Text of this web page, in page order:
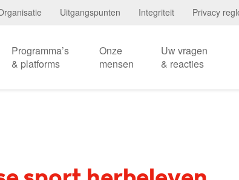
Uitgangspunten Integriteit Privacy
Programma’s
& platforms
Onze
mensen
Uw vragen
& reacties